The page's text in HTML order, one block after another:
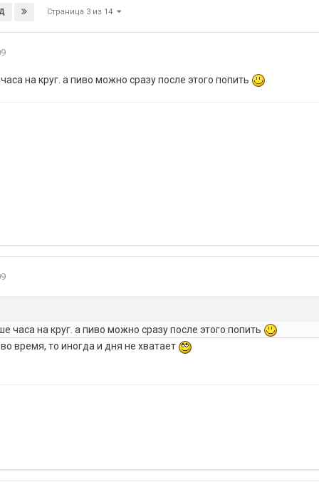
Страница 3 из 14
на круг. а пиво можно сразу после этого попить
часа на круг. а пиво можно сразу после этого попить
время, то иногда и дня не хватает